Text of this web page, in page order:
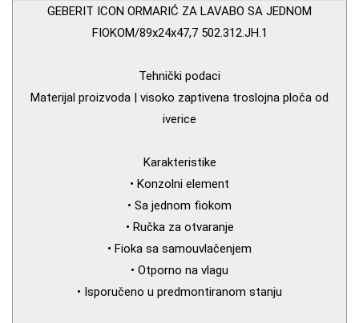
GEBERIT ICON ORMARIĆ ZA LAVABO SA JEDNOM
FIOKOM/89x24x47,7 502.312.JH.1
Tehnički podaci
Materijal proizvoda | visoko zaptivena troslojna ploča od
iverice
Karakteristike
• Konzolni element
• Sa jednom fiokom
• Ručka za otvaranje
• Fioka sa samouvlačenjem
• Otporno na vlagu
• Isporučeno u predmontiranom stanju